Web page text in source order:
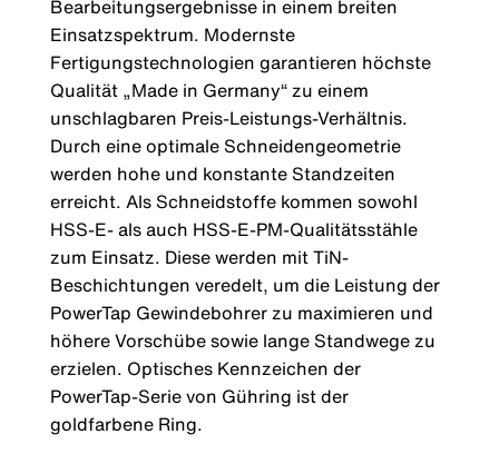
Bearbeitungsergebnisse in einem breiten
Einsatzspektrum. Modernste
Fertigungstechnologien garantieren höchste
Qualität „Made in Germany“ zu einem
unschlagbaren Preis-Leistungs-Verhältnis.
Durch eine optimale Schneidengeometrie
werden hohe und konstante Standzeiten
erreicht. Als Schneidstoffe kommen sowohl
HSS-E- als auch HSS-E-PM-Qualitätsstähle
zum Einsatz. Diese werden mit TiN-
Beschichtungen veredelt, um die Leistung der
PowerTap Gewindebohrer zu maximieren und
höhere Vorschübe sowie lange Standwege zu
erzielen. Optisches Kennzeichen der
PowerTap-Serie von Gühring ist der
goldfarbene Ring.